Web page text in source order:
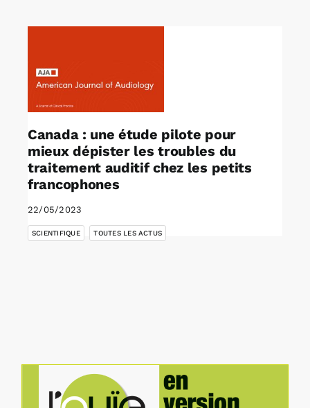
Canada : une étude pilote pour
mieux dépister les troubles du
traitement auditif chez les petits
francophones
22/05/2023
SCIENTIFIQUE TOUTES LES ACTUS